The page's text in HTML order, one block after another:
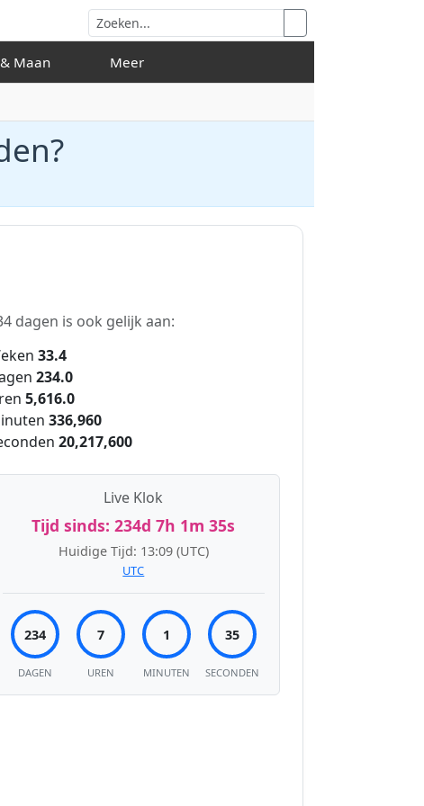
Zon & Maan
dagen is ook gelijk aan:
33.4
234.0
5,616.0
336,960
20,217,600
Live Klok
Tijd sinds: 234d 7h 1m 35s
Huidige Tijd: 13:09 (UTC)
UTC
234
DAGEN
7
UREN
1
MINUTEN
35
SECONDEN